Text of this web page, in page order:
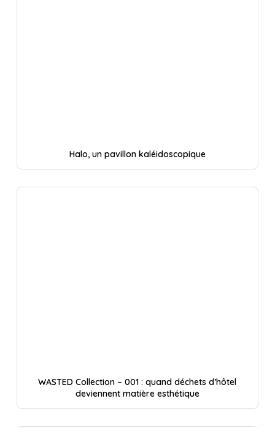
Halo, un pavillon kaléidoscopique
WASTED Collection – 001 : quand déchets d’hôtel
deviennent matière esthétique